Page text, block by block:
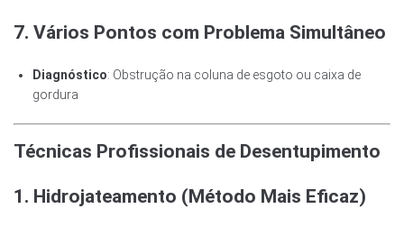
7. Vários Pontos com Problema Simultâneo
Diagnóstico: Obstrução na coluna de esgoto ou caixa de
gordura
Técnicas Profissionais de Desentupimento
1. Hidrojateamento (Método Mais Eficaz)